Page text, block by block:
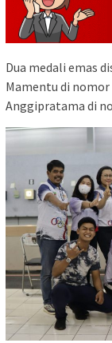
Dua medali emas
Mamentu di
Anggipratama di